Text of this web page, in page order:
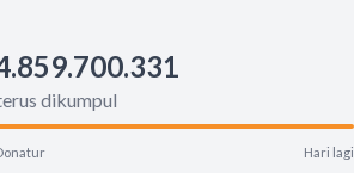
dikumpul
Hari lagi